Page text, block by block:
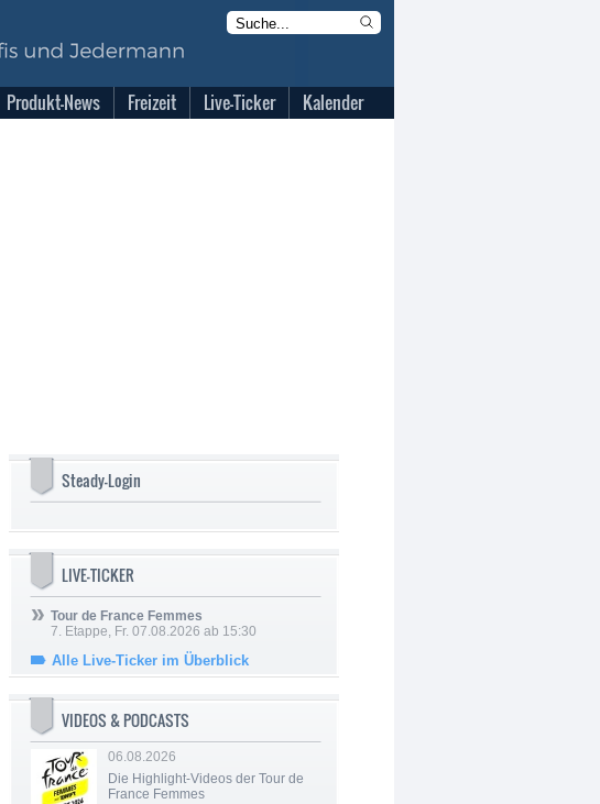
Produkt-News Freizeit Live-Ticker Kalender
Steady-Login
LIVE-TICKER
Tour de France Femmes
7. Etappe, Fr. 07.08.2026 ab 15:30
Alle Live-Ticker im Überblick
VIDEOS & PODCASTS
06.08.2026
Die Highlight-Videos der Tour de
France Femmes